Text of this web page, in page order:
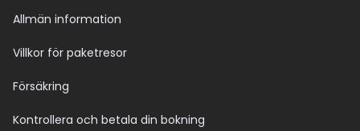
Allmän information
Villkor för paketresor
Försäkring
Kontrollera och betala din bokning